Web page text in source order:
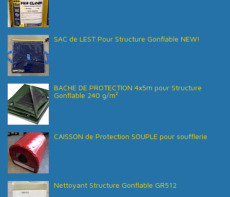
SAC de LEST Pour Structure Gonflable NEW!
BACHE DE PROTECTION 4x5m pour Structure
Gonflable 240 g/m²
CAISSON de Protection SOUPLE pour soufflerie
Nettoyant Structure Gonflable GR512